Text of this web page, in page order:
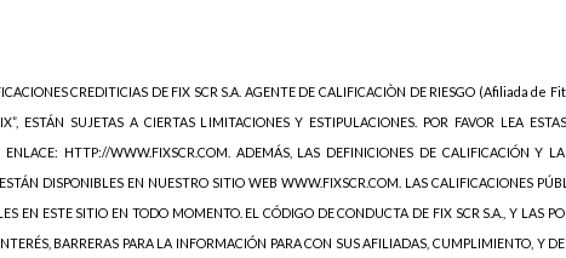
CREDITICIAS DE FIX SCR S.A. AGENTE DE CALIFICACIÒN DE RIESGO (Afiliada de
ESTÁN SUJETAS A CIERTAS LIMITACIONES Y ESTIPULACIONES. POR FAVOR LEA
ENLACE: HTTP://WWW.FIXSCR.COM. ADEMÁS, LAS DEFINICIONES DE CALIFICACIÓN Y
DISPONIBLES EN NUESTRO SITIO WEB WWW.FIXSCR.COM. LAS CALIFICACIONES
EN ESTE SITIO EN TODO MOMENTO. EL CÓDIGO DE CONDUCTA DE FIX SCR S.A., Y LAS
BARRERAS PARA LA INFORMACIÓN PARA CON SUS AFILIADAS, CUMPLIMIENTO, Y